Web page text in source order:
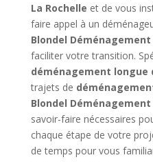
La Rochelle et de vous
faire appel à un
Blondel Déménagement
faciliter votre transition.
déménagement longue
trajets de
Blondel Déménagement
savoir-faire nécessaires
chaque étape de votre
de temps pour vous